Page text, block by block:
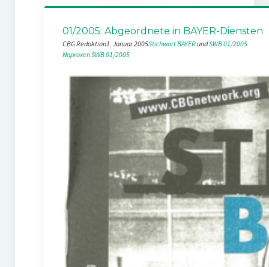
01/2005: Abgeordnete in BAYER-Diensten
CBG Redaktion1. Januar 2005Stichwort BAYER und SWB 01/2005
NaproxenSWB 01/2005